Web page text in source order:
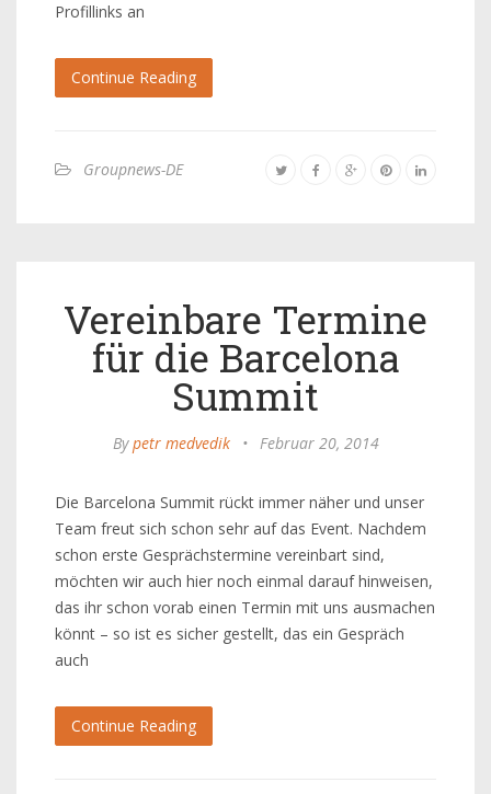
Profillinks an
Continue Reading
Groupnews-DE
Vereinbare Termine
für die Barcelona
Summit
Bypetr medvedik • Februar 20, 2014
Die Barcelona Summit rückt immer näher und unser
Team freut sich schon sehr auf das Event. Nachdem
schon erste Gesprächstermine vereinbart sind,
möchten wir auch hier noch einmal darauf hinweisen,
das ihr schon vorab einen Termin mit uns ausmachen
könnt – so ist es sicher gestellt, das ein Gespräch
auch
Continue Reading